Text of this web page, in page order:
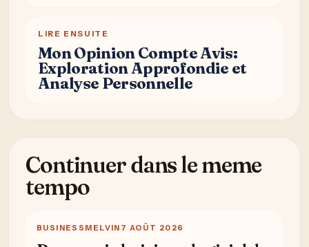
LIRE ENSUITE
Mon Opinion Compte Avis:
Exploration Approfondie et
Analyse Personnelle
Continuer dans le meme
tempo
BUSINESS MELVIN 7 AOÛT 2026